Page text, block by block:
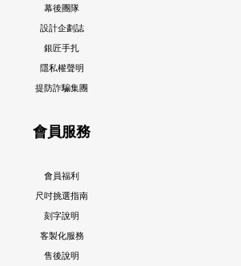
幕後團隊
設計企劃誌
銀匠手扎
隱私權聲明
提防詐騙集團
會員服務
會員福利
尺吋挑選指南
刻字說明
客製化服務
售後說明